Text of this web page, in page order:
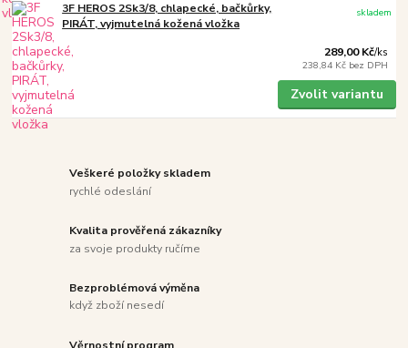
3F HEROS 2Sk3/8, chlapecké, bačkůrky,
PIRÁT, vyjmutelná kožená vložka
289,00 Kč/ks
238,84 Kč bez DPH
skladem
Zvolit variantu
Veškeré položky skladem
rychlé odeslání
Kvalita prověřená zákazníky
za svoje produkty ručíme
Bezproblémová výměna
když zboží nesedí
Věrnostní program